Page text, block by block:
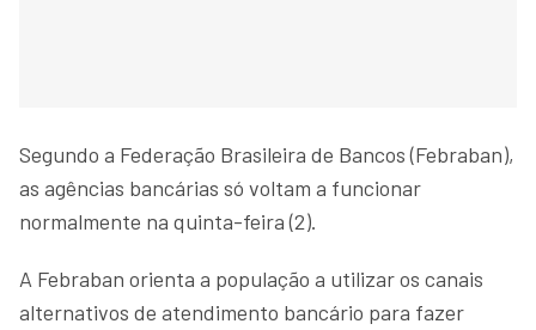
Segundo a Federação Brasileira de Bancos (Febraban),
as agências bancárias só voltam a funcionar
normalmente na quinta-feira (2).
A Febraban orienta a população a utilizar os canais
alternativos de atendimento bancário para fazer